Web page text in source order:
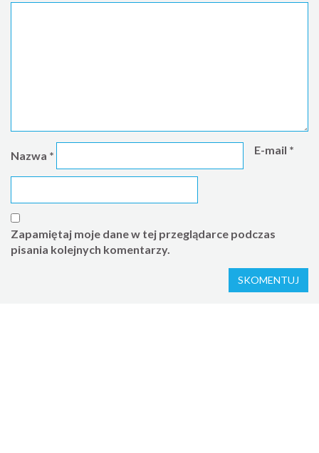
Nazwa * E-mail *
Zapamiętaj moje dane w tej przeglądarce podczas
pisania kolejnych komentarzy.